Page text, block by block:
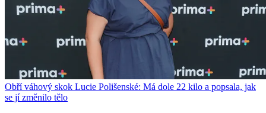
Obří váhový skok Lucie Polišenské: Má dole 22 kilo a popsala, jak
se jí změnilo tělo